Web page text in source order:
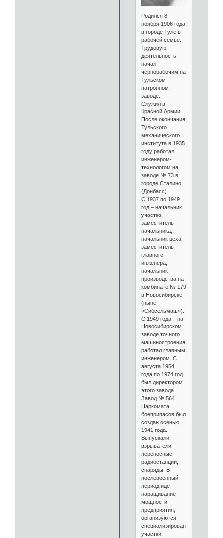
Родился 8
ноября 1906 года
в городе Туле в
рабочей семье.
Трудовую
деятельность
начал
чернорабочим на
Тульском
патронном
заводе.
Служил в
Красной Армии.
После окончания
Тульского
механического
института в 1935
году работал
инженером-
технологом на
заводе № 73 в
городе Сталино
(Донбасс).
С 1937 по 1949
год – начальник
участка,
заместитель
начальника,
начальник цеха,
заместитель
главного
инженера,
начальник
производства на
комбинате № 179
в Новосибирске
(ныне
«Сибсельмаш»).
С 1949 года – на
Новосибирском
заводе точного
машиностроения
работал главным
инженером. С
августа 1954
года по 1974 год
был директором
этого завода.
Завод № 564
Наркомата
боеприпасов был
создан осенью
1941 года.
Выпускали
взрыватели,
переносные
радиостанции,
снаряды. В
послевоенный
период идет
наращивание
мощности
предприятия,
организуются
специализированные
участки,